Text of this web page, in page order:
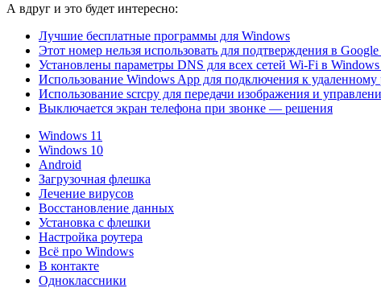
А вдруг и это будет интересно:
Лучшие бесплатные программы для Windows
Этот номер нельзя использовать для подтверждения в
Установлены параметры DNS для всех сетей Wi-Fi в
Использование Windows App для подключения к удаленному
Использование scrcpy для передачи изображения и
Выключается экран телефона при звонке — решения
Windows 11
Windows 10
Android
Загрузочная флешка
Лечение вирусов
Восстановление данных
Установка с флешки
Настройка роутера
Всё про Windows
В контакте
Одноклассники